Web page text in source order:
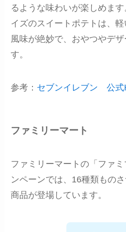
るような味わいが楽しめま
イズのスイートポテトは、
風味が絶妙で、おやつやデ
す。
参考： セブンイレブン 公式
ファミリーマート
ファミリーマートの「ファ
ンペーンでは、16種類もの
商品が登場しています。